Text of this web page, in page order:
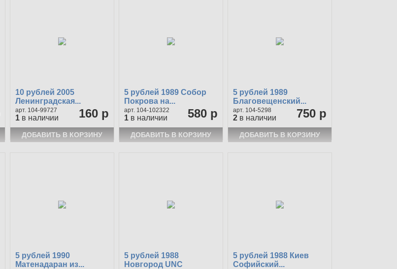
10 рублей 2005
Ленинградская...
160 р
104-99727
1 в наличии
5 рублей 1989 Собор
Покрова на...
580 р
104-102322
1 в наличии
5 рублей 1989
Благовещенский...
750 р
104-5298
2 в наличии
5 рублей 1990
Матенадаран из...
5 рублей 1988
Новгород UNC
5 рублей 1988 Киев
Софийский...